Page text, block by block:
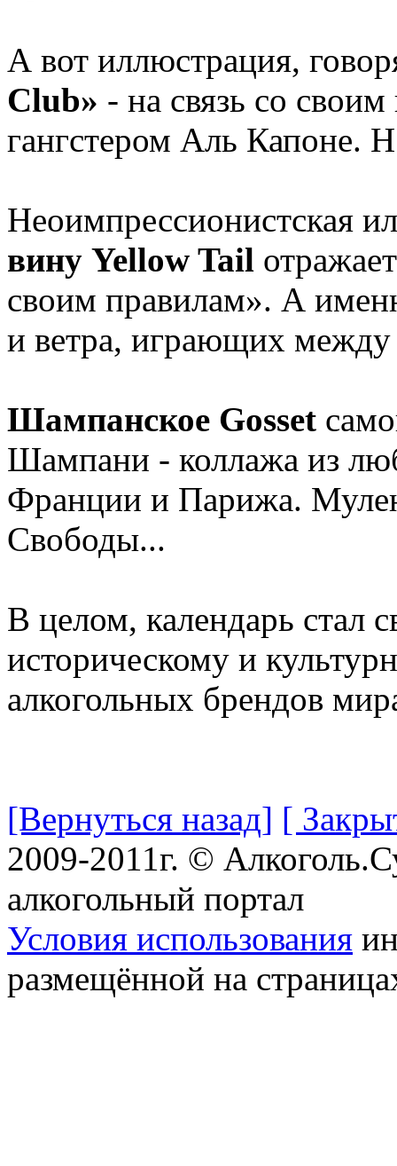
А вот иллюстрация,
Club» - на связь со
гангстером Аль Капоне. Н
Неоимпрессионистская
вину Yellow Tail
своим правилам». А
и ветра, играющих между
Шампанское Gosset
Шампани - коллажа из
Франции и Парижа.
Свободы...
В целом, календарь стал
историческому и
алкогольных брендов
[Вернуться назад] [
2009-2011г. ©
алкогольный портал
Условия использования
размещённой на